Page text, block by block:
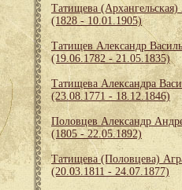
Татищева (Архангельская)
(1828 - 10.01.1905)
Татищев Александр
(19.06.1782 - 21.05.1835)
Татищева Александра
(23.08.1771 - 18.12.1846)
Половцев Александр
(1805 - 22.05.1892)
Татищева (Половцева)
(20.03.1811 - 24.07.1877)